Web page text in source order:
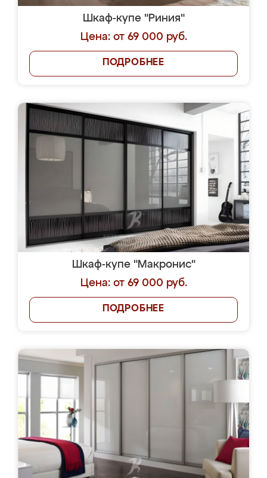
Шкаф-купе "Риния"
Цена: от 69 000 руб.
ПОДРОБНЕЕ
Шкаф-купе "Макронис"
Цена: от 69 000 руб.
ПОДРОБНЕЕ